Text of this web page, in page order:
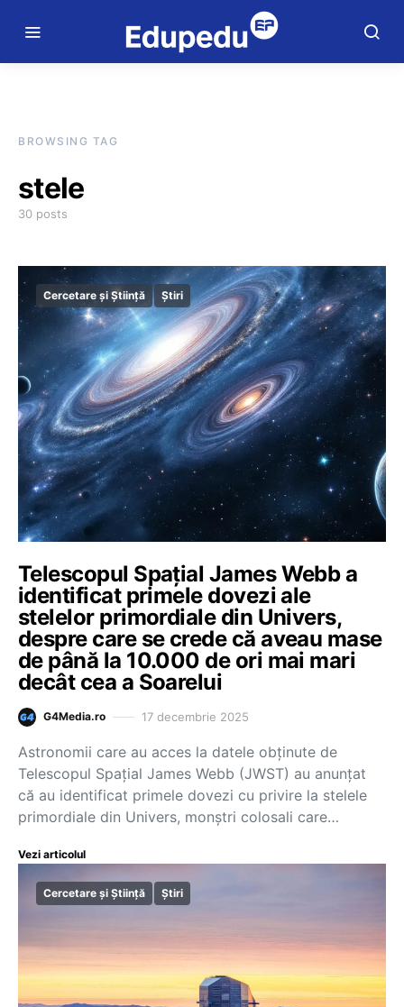
BROWSING TAG
stele
30 posts
Cercetare și Știință Știri
Telescopul Spaţial James Webb a
identificat primele dovezi ale
stelelor primordiale din Univers,
despre care se crede că aveau mase
de până la 10.000 de ori mai mari
decât cea a Soarelui
G4Media.ro 17 decembrie 2025
Astronomii care au acces la datele obţinute de
Telescopul Spaţial James Webb (JWST) au anunţat
că au identificat primele dovezi cu privire la stelele
primordiale din Univers, monştri colosali care…
Vezi articolul
Cercetare și Știință Știri